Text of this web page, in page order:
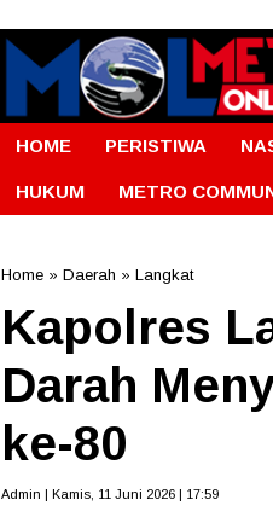
HOME PERISTIWA
HUKUM METRO
Home » Daerah » Langkat
Kapolres
Darah
ke-80
Admin | Kamis, 11 Juni 2026 | 17:59